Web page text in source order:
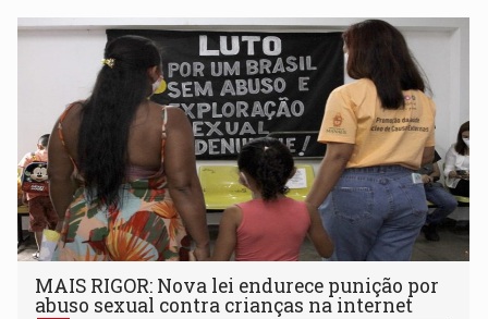
MAIS RIGOR: Nova lei endurece punição por
abuso sexual contra crianças na internet